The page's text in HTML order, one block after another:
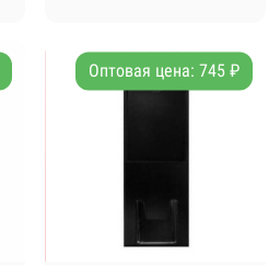
Оптовая цена: 745 ₽